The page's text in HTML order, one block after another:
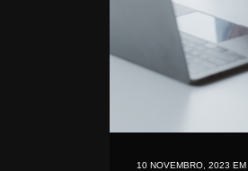
10 NOVEMBRO, 2023 EM